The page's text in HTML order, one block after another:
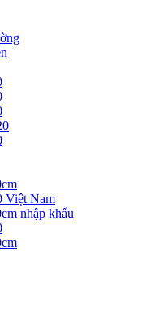
Việt Nam
nhập khẩu